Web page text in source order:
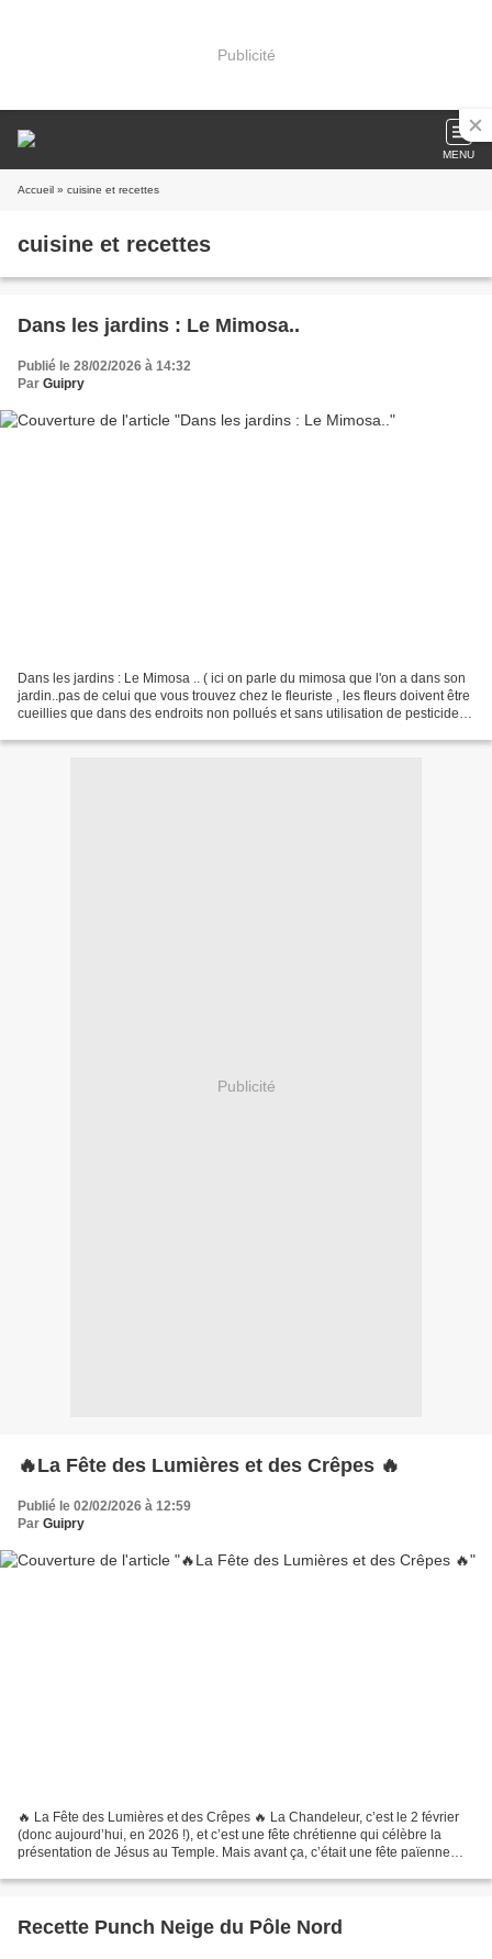
Publicité
MENU
Accueil » cuisine et recettes
cuisine et recettes
Dans les jardins : Le Mimosa..
Publié le 28/02/2026 à 14:32
Par Guipry
Dans les jardins : Le Mimosa .. ( ici on parle du mimosa que l'on a dans son
jardin..pas de celui que vous trouvez chez le fleuriste , les fleurs doivent être
cueillies que dans des endroits non pollués et sans utilisation de pesticides.)
Publicité
🔥La Fête des Lumières et des Crêpes 🔥
Publié le 02/02/2026 à 12:59
Par Guipry
🔥 La Fête des Lumières et des Crêpes 🔥 La Chandeleur, c’est le 2 février
(donc aujourd’hui, en 2026 !), et c’est une fête chrétienne qui célèbre la
présentation de Jésus au Temple. Mais avant ça, c’était une fête païenne
Recette Punch Neige du Pôle Nord